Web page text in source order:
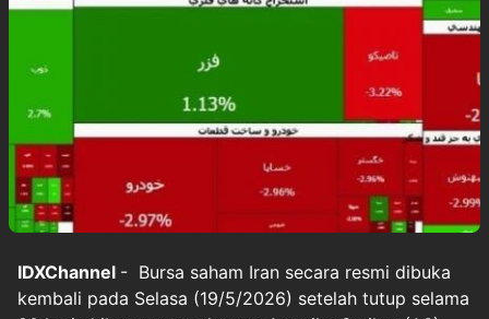
IDXChannel - Bursa saham Iran secara resmi dibuka
kembali pada Selasa (19/5/2026) setelah tutup selama